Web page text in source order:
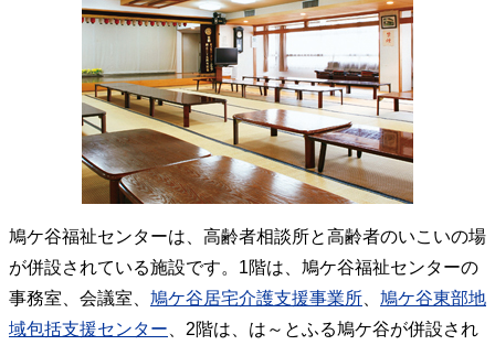
鳩ケ谷福祉センターは、高齢者相談所と高齢者のいこいの場
が併設されている施設です。1階は、鳩ケ谷福祉センターの
事務室、会議室、 鳩ケ谷居宅介護支援事業所
鳩ケ谷東部地
域包括支援センター 、2階は、は～とふる鳩ケ谷が併設され